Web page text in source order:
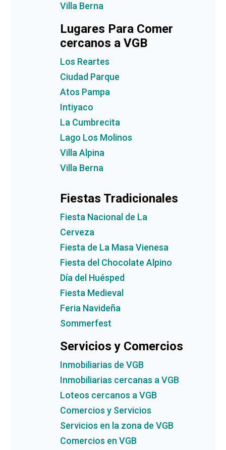
Villa Berna
Lugares Para Comer
cercanos a VGB
Los Reartes
Ciudad Parque
Atos Pampa
Intiyaco
La Cumbrecita
Lago Los Molinos
Villa Alpina
Villa Berna
Fiestas Tradicionales
Fiesta Nacional de La
Cerveza
Fiesta de La Masa Vienesa
Fiesta del Chocolate Alpino
Día del Huésped
Fiesta Medieval
Feria Navideña
Sommerfest
Servicios y Comercios
Inmobiliarias de VGB
Inmobiliarias cercanas a VGB
Loteos cercanos a VGB
Comercios y Servicios
Servicios en la zona de VGB
Comercios en VGB